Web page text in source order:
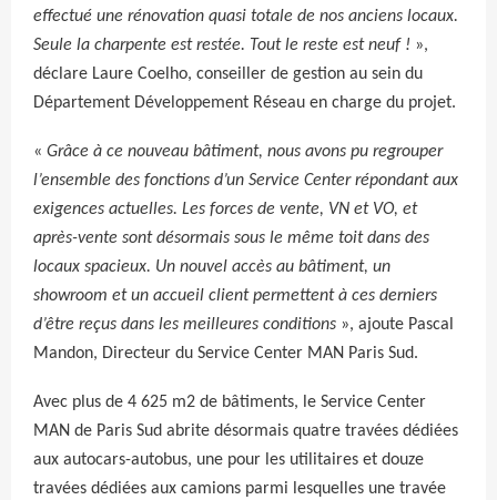
effectué une rénovation quasi totale de nos anciens locaux.
Seule la charpente est restée. Tout le reste est neuf ! »,
déclare Laure Coelho, conseiller de gestion au sein du
Département Développement Réseau en charge du projet.
« Grâce à ce nouveau bâtiment, nous avons pu regrouper
l’ensemble des fonctions d’un Service Center répondant aux
exigences actuelles. Les forces de vente, VN et VO, et
après-vente sont désormais sous le même toit dans des
locaux spacieux. Un nouvel accès au bâtiment, un
showroom et un accueil client permettent à ces derniers
d’être reçus dans les meilleures conditions », ajoute Pascal
Mandon, Directeur du Service Center MAN Paris Sud.
Avec plus de 4 625 m2 de bâtiments, le Service Center
MAN de Paris Sud abrite désormais quatre travées dédiées
aux autocars-autobus, une pour les utilitaires et douze
travées dédiées aux camions parmi lesquelles une travée